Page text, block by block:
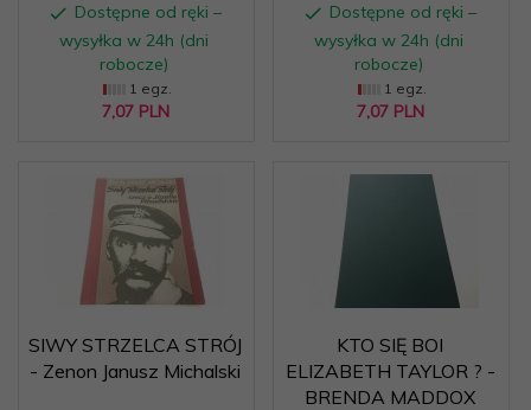
Dostępne od ręki –
wysyłka w 24h (dni
robocze)
1 egz.
7,07 PLN
Dostępne od ręki –
wysyłka w 24h (dni
robocze)
1 egz.
7,07 PLN
SIWY STRZELCA STRÓJ
- Zenon Janusz Michalski
KTO SIĘ BOI
ELIZABETH TAYLOR ? -
BRENDA MADDOX